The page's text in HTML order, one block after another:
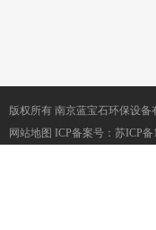
版权所有 南京蓝宝石环保设备
网站地图 ICP备案号： 苏ICP备